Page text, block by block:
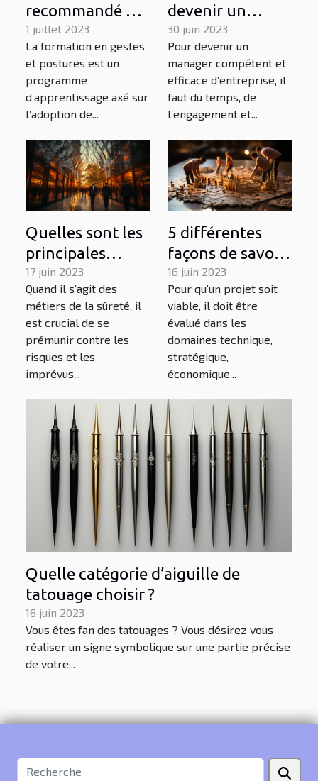
recommandé de
suivre une
formation en
gestes et
postures ?
1 juillet 2023
La formation en gestes
et postures est un
programme
d’apprentissage axé sur
l’adoption de...
devenir un
manager
d'entreprise
efficace ?
30 juin 2023
Pour devenir un
manager compétent et
efficace d’entreprise, il
faut du temps, de
l’engagement et...
Quelles sont les
principales
couvertures
offertes par une
assurance
responsabilité
civile
professionnelle
pour les métiers
de la sûreté ?
17 juin 2023
Quand il s’agit des
métiers de la sûreté, il
est crucial de se
prémunir contre les
risques et les
imprévus...
5 différentes
façons de savoir
si son projet est
viable
16 juin 2023
Pour qu’un projet soit
viable, il doit être
évalué dans les
domaines technique,
stratégique,
économique...
Quelle catégorie d’aiguille de
tatouage choisir ?
16 juin 2023
Vous êtes fan des tatouages ? Vous désirez vous
réaliser un signe symbolique sur une partie précise
de votre...